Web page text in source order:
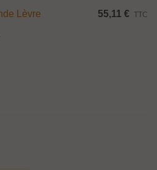
Lèvre 55,11 € TTC